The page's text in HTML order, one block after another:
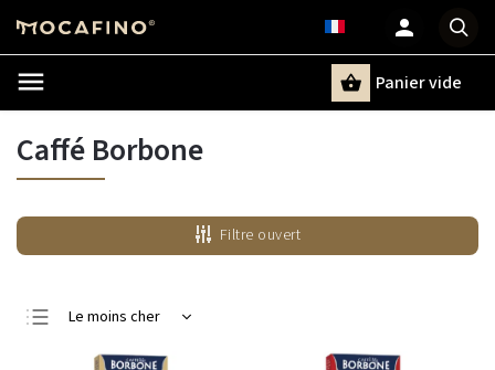
Panier vide
Caffé Borbone
Filtre ouvert
Le moins cher
Le plus cher